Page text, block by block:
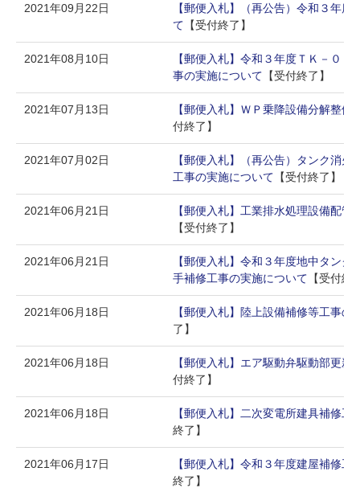
2021年09月22日
【郵便入札】（再公告）令和３年
て 【受付終了】
2021年08月10日
【郵便入札】令和３年度ＴＫ－０
事の実施について 【受付終了】
2021年07月13日
【郵便入札】ＷＰ乗降設備分解整備
付終了】
2021年07月02日
【郵便入札】（再公告）タンク消
工事の実施について 【受付終了】
2021年06月21日
【郵便入札】工業排水処理設備配
【受付終了】
2021年06月21日
【郵便入札】令和３年度地中タン
手補修工事の実施について 【受付終
2021年06月18日
【郵便入札】陸上設備補修等工事の
了】
2021年06月18日
【郵便入札】エア駆動弁駆動部更新
付終了】
2021年06月18日
【郵便入札】二次変電所建具補修工
終了】
2021年06月17日
【郵便入札】令和３年度建屋補修工
終了】